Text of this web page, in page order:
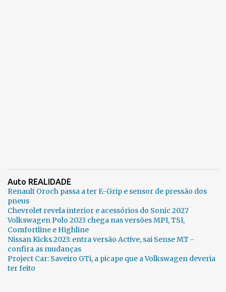
Auto REALIDADE
Renault Oroch passa a ter E-Grip e sensor de pressão dos
pneus
Chevrolet revela interior e acessórios do Sonic 2027
Volkswagen Polo 2023 chega nas versões MPI, TSI,
Comfortline e Highline
Nissan Kicks 2023: entra versão Active, sai Sense MT -
confira as mudanças
Project Car: Saveiro GTi, a picape que a Volkswagen deveria
ter feito